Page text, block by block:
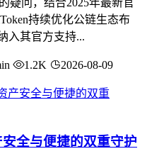
持续优化公链生态布
入其官方支持...
1.2K 2026-08-09
全与便捷的双重守护